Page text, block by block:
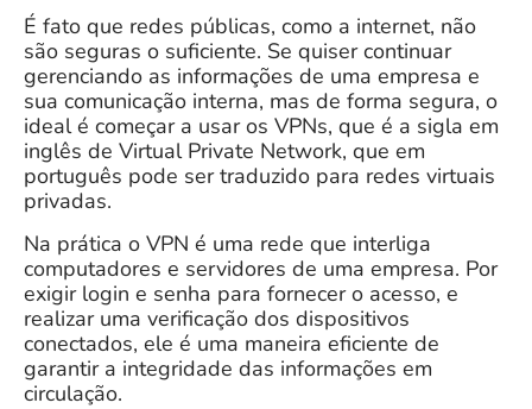
É fato que redes públicas, como a internet, não
são seguras o suficiente. Se quiser continuar
gerenciando as informações de uma empresa e
sua comunicação interna, mas de forma segura, o
ideal é começar a usar os VPNs, que é a sigla em
inglês de Virtual Private Network, que em
português pode ser traduzido para redes virtuais
privadas.
Na prática o VPN é uma rede que interliga
computadores e servidores de uma empresa. Por
exigir login e senha para fornecer o acesso, e
realizar uma verificação dos dispositivos
conectados, ele é uma maneira eficiente de
garantir a integridade das informações em
circulação.